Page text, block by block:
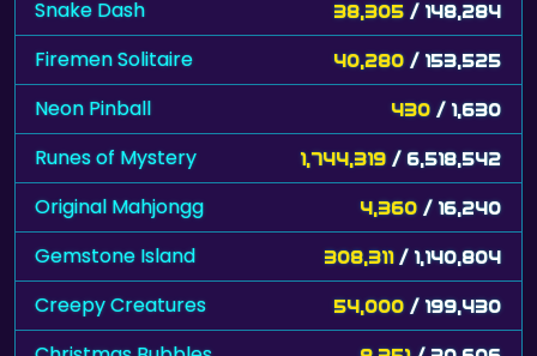
Snake Dash 38,305 / 148,284
Firemen Solitaire 40,280 / 153,525
Neon Pinball 430 / 1,630
Runes of Mystery 1,744,319 / 6,518,542
Original Mahjongg 4,360 / 16,240
Gemstone Island 308,311 / 1,140,804
Creepy Creatures 54,000 / 199,430